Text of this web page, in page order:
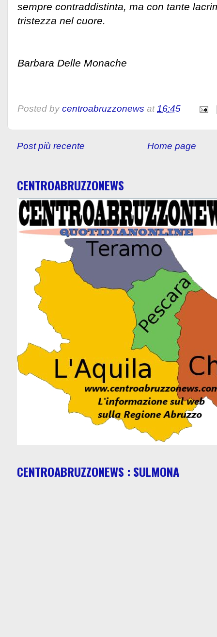
sempre contraddistinta, ma con tante
tristezza nel cuore.
Barbara Delle Monache
Posted by centroabruzzonews at16:45
Post più recente Home page
CENTROABRUZZONEWS
CENTROABRUZZONEWS : SULMONA